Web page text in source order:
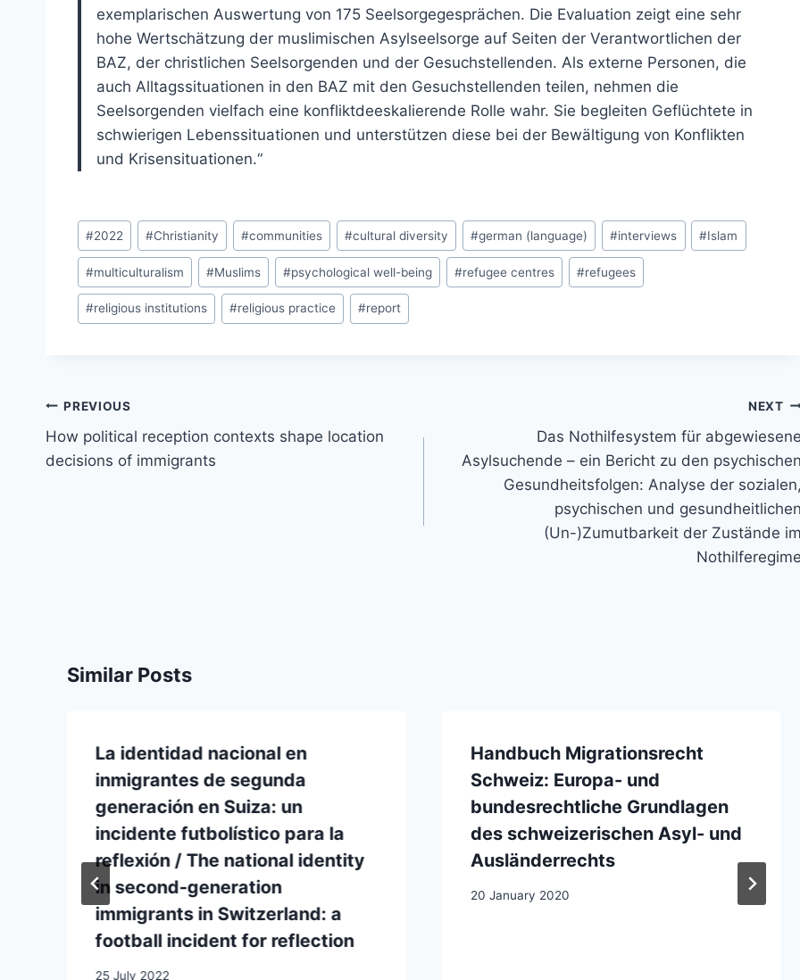
exemplarischen Auswertung von 175 Seelsorgegesprächen. Die Evaluation zeigt eine sehr
hohe Wertschätzung der muslimischen Asylseelsorge auf Seiten der Verantwortlichen der
BAZ, der christlichen Seelsorgenden und der Gesuchstellenden. Als externe Personen, die
auch Alltagssituationen in den BAZ mit den Gesuchstellenden teilen, nehmen die
Seelsorgenden vielfach eine konfliktdeeskalierende Rolle wahr. Sie begleiten Geflüchtete in
schwierigen Lebenssituationen und unterstützen diese bei der Bewältigung von Konflikten
und Krisensituationen.“
Post
Tags:
#2022 #Christianity #communities #cultural diversity #german (language) #interviews #Islam
#multiculturalism #Muslims #psychological well-being #refugee centres #refugees
#religious institutions #religious practice #report
Post
navigation
PREVIOUS
How political reception contexts shape location
decisions of immigrants
NEXT
Das Nothilfesystem für abgewiesene
Asylsuchende – ein Bericht zu den psychischen
Gesundheitsfolgen: Analyse der sozialen,
psychischen und gesundheitlichen
(Un-)Zumutbarkeit der Zustände im
Nothilferegime
Similar Posts
La identidad nacional en
inmigrantes de segunda
generación en Suiza: un
incidente futbolístico para la
reflexión / The national identity
in second-generation
immigrants in Switzerland: a
football incident for reflection
25 July 2022
Handbuch Migrationsrecht
Schweiz: Europa- und
bundesrechtliche Grundlagen
des schweizerischen Asyl- und
Ausländerrechts
20 January 2020